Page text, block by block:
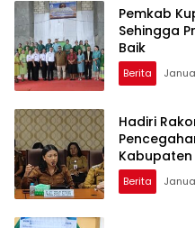
Pemkab
Sehingga
Baik
Berita
Hadiri
Berita